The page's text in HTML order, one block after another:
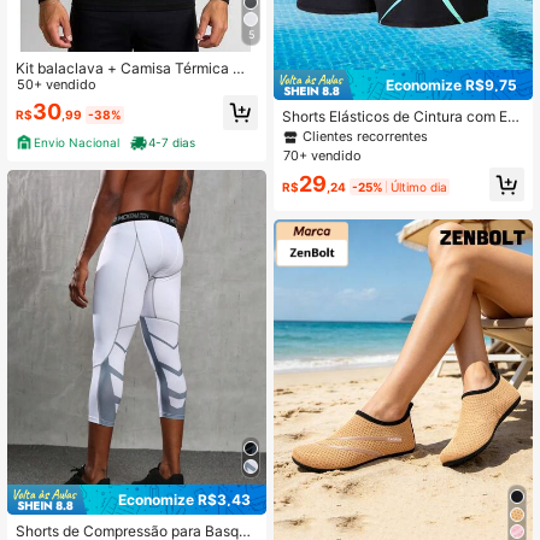
5
Kit balaclava + Camisa Térmica Ma
sculina Proteção sola UV 50+
50+ vendido
R$30,99 -38%
Envio Nacional
4-7 dias
Economize R$3,43
Shorts de Compressão para Basque
Economize R$9,75
Shorts Elásticos de Cintura com Est
ampa Geométrica Pretos, Roupa de
Banho Esportiva de Verão para Hom
Clientes recorrentes
70+ vendido
R$29 ,24 -25% Último dia